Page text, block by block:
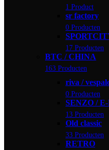
1 Product
sr factory
0 Producten
17 Producten
BTC / CHINA
163 Producten
riva /
0 Producten
SENZO /
13 Producten
Old classic
33 Producten
RETRO